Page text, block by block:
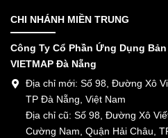
CHI NHÁNH MIỀN TRUNG
Công Ty Cổ Phần Ứng Dụng
VIETMAP Đà Nẵng
Địa chỉ mới: Số 98, Đường Xô
TP Đà Nẵng, Việt Nam
Địa chỉ cũ: Số 98, Đường Xô
Cường Nam, Quận Hải Châu,